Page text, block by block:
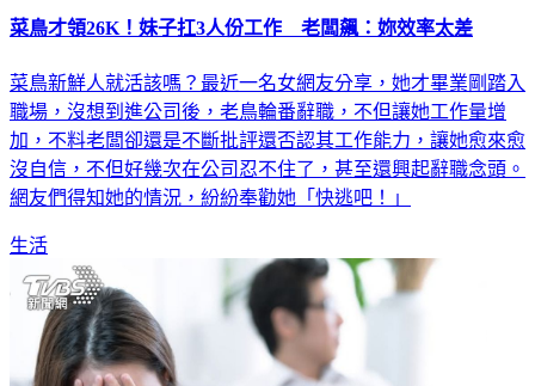
菜鳥才領26K！妹子扛3人份工作 老闆飆：妳效率太差
菜鳥新鮮人就活該嗎？最近一名女網友分享，她才畢業剛踏入
職場，沒想到進公司後，老鳥輪番辭職，不但讓她工作量增
加，不料老闆卻還是不斷批評還否認其工作能力，讓她愈來愈
沒自信，不但好幾次在公司忍不住了，甚至還興起辭職念頭。
網友們得知她的情況，紛紛奉勸她「快逃吧！」
生活